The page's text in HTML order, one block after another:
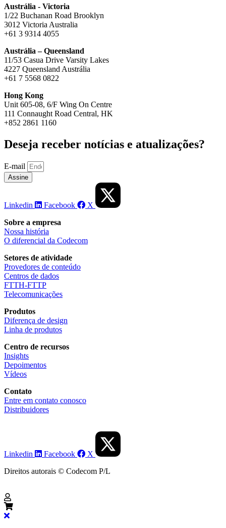
Austrália - Victoria
1/22 Buchanan Road Brooklyn
3012 Victoria Australia
+61 3 9314 4055
Austrália – Queensland
11/53 Casua Drive Varsity Lakes
4227 Queensland Austrália
+61 7 5568 0822
Hong Kong
Unit 605-08, 6/F Wing On Centre
111 Connaught Road Central, HK
+852 2861 1160
Deseja receber notícias e atualizações?
E-mail
Assine
Linkedin Facebook
X
Sobre a empresa
Nossa história
O diferencial da Codecom
Setores de atividade
Provedores de conteúdo
Centros de dados
FTTH-FTTP
Telecomunicações
Produtos
Diferença de design
Linha de produtos
Centro de recursos
Insights
Depoimentos
Vídeos
Contato
Entre em contato conosco
Distribuidores
Linkedin Facebook
X
Direitos autorais © Codecom P/L